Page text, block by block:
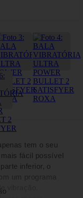
tem o seu
fácil possível
inferior, o
um programa
vibração.